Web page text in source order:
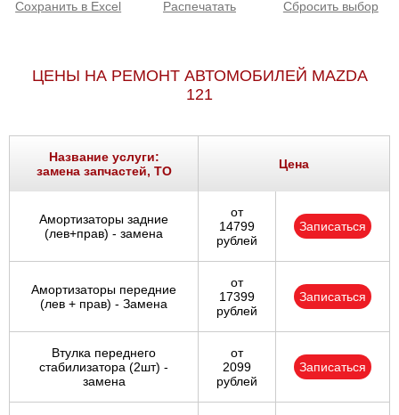
Сохранить в Excel Распечатать Сбросить выбор
ЦЕНЫ НА РЕМОНТ АВТОМОБИЛЕЙ MAZDA
121
Название услуги:
замена запчастей, ТО
Цена
Амортизаторы задние
(лев+прав) - замена
от
14799
рублей
Записаться
Амортизаторы передние
(лев + прав) - Замена
от
17399
рублей
Записаться
Втулка переднего
стабилизатора (2шт) -
замена
от
2099
рублей
Записаться